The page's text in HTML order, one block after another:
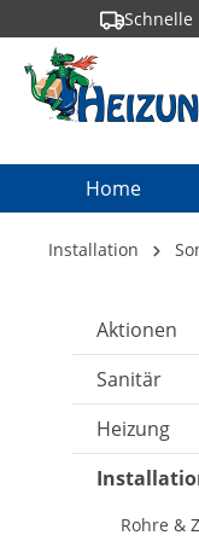
Zur
Home
Installation
Aktionen
Sanitär
Heizung
Rohre &